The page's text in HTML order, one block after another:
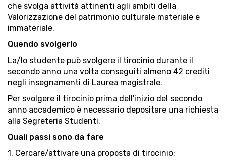
che svolga attività attinenti agli ambiti della
Valorizzazione del patrimonio culturale materiale e
immateriale.
Quendo svolgerlo
La/lo studente può svolgere il tirocinio durante il
secondo anno una volta conseguiti almeno 42 crediti
negli insegnamenti di Laurea magistrale.
Per svolgere il tirocinio prima dell'inizio del secondo
anno accademico è necessario depositare una richiesta
alla Segreteria Studenti.
Quali passi sono da fare
1. Cercare/attivare una proposta di tirocinio: